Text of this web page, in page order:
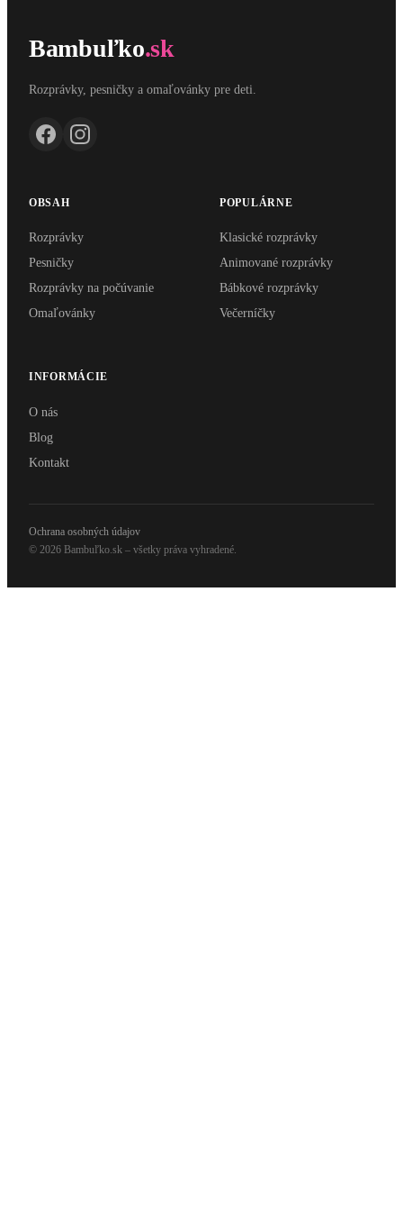
Bambuľko.sk
Rozprávky, pesničky a omaľovánky pre deti.
OBSAH
Rozprávky
Pesničky
Rozprávky na počúvanie
Omaľovánky
POPULÁRNE
Klasické rozprávky
Animované rozprávky
Bábkové rozprávky
Večerníčky
INFORMÁCIE
O nás
Blog
Kontakt
© 2026 Bambuľko.sk – všetky práva vyhradené.
Ochrana osobných údajov